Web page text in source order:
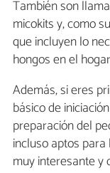
También son
micokits y, como
que incluyen lo
hongos en el
Además, si eres
básico de
preparación del
incluso aptos
muy interesante y